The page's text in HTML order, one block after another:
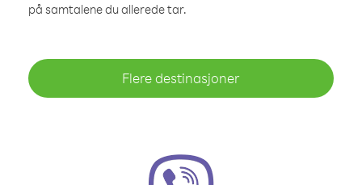
på samtalene du allerede tar.
Flere destinasjoner